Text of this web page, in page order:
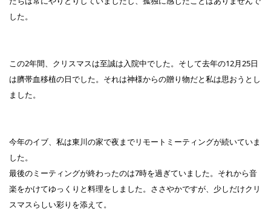
した。
この2年間、クリスマスは至誠は入院中でした。そして去年の12月25日
は臍帯血移植の日でした。それは神様からの贈り物だと私は思おうとし
ました。
今年のイブ、私は東川の家で夜までリモートミーティングが続いていま
した。
最後のミーティングが終わったのは7時を過ぎていました。それから音
楽をかけてゆっくりと料理をしました。ささやかですが、少しだけクリ
スマスらしい彩りを添えて。